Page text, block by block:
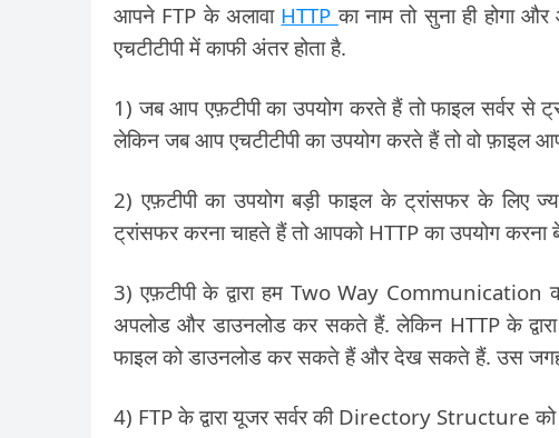
आपने FTP के अलावा HTTPका नाम तो सुना ही होगा
एचटीटीपी में काफी अंतर होता है.
1) जब आप एफ़टीपी का उपयोग करते हैं तो फाइल सर्वर से
लेकिन जब आप एचटीटीपी का उपयोग करते हैं तो वो फ़ाइल
2) एफ़टीपी का उपयोग बड़ी फाइल के ट्रांसफर के लिए
ट्रांसफर करना चाहते हैं तो आपको HTTP का उपयोग करना
3) एफ़टीपी के द्वारा हम Two Way Communication
अपलोड और डाउनलोड कर सकते हैं. लेकिन HTTP के
फाइल को डाउनलोड कर सकते हैं और देख सकते हैं. उस जगह
4) FTP के द्वारा यूजर सर्वर की Directory Structure